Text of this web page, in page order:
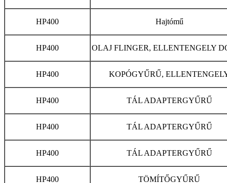
HP400 Hajtómű
HP400 OLAJ FLINGER, ELLENTENGELY
HP400 KOPÓGYŰRŰ,
HP400 TÁL ADAPTERGYŰRŰ
HP400 TÁL ADAPTERGYŰRŰ
HP400 TÁL ADAPTERGYŰRŰ
HP400 TÖMÍTŐGYŰRŰ